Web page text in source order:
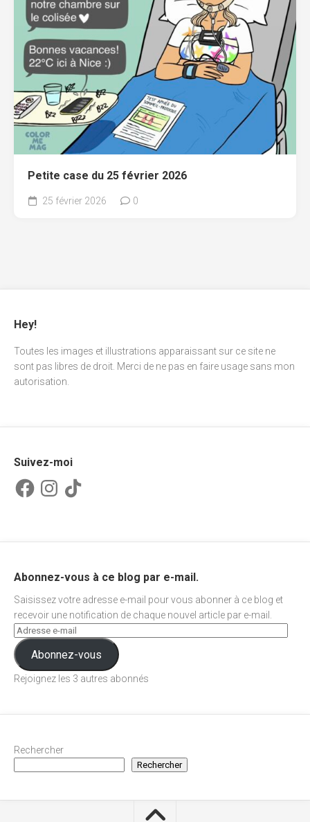
Petite case du 25 février 2026
25 février 2026 0
Hey!
Toutes les images et illustrations apparaissant sur ce site ne
sont pas libres de droit. Merci de ne pas en faire usage sans mon
autorisation.
Suivez-moi
FacebookInstagram
TikTok
Abonnez-vous à ce blog par e-mail.
Saisissez votre adresse e-mail pour vous abonner à ce blog et
recevoir une notification de chaque nouvel article par e-mail.
Abonnez-vous
Rejoignez les 3 autres abonnés
Rechercher
Rechercher